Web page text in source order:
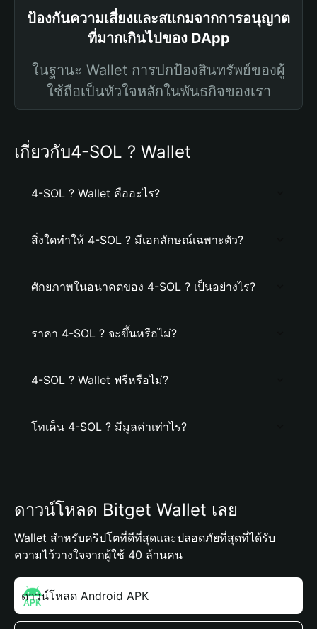
ป้องกันความเสี่ยงและสแกมจากการอนุญาต
ที่มากเกินไปของ DApp
ในฐานะ Wallet การปกป้องสินทรัพย์ของผู้
ใช้ถือเป็นหัวใจหลักในพันธกิจของเรา
เกี่ยวกับ4-SOL ? Wallet
4-SOL ? Wallet คืออะไร?
สิ่งใดทำให้ 4-SOL ? มีเอกลักษณ์เฉพาะตัว?
ศักยภาพในอนาคตของ 4-SOL ? เป็นอย่างไร?
ราคา 4-SOL ? จะขึ้นหรือไม่?
4-SOL ? Wallet ฟรีหรือไม่?
โทเค็น 4-SOL ? มีมูลค่าเท่าไร?
ดาวน์โหลด Bitget Wallet เลย
Wallet สำหรับคริปโตที่ดีที่สุดและปลอดภัยที่สุดที่ได้รับ
ความไว้วางใจจากผู้ใช้ 40 ล้านคน
ดาวน์โหลด Android APK